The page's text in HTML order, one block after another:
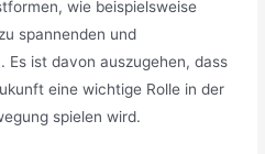
wie beispielsweise
spannenden und
Es ist davon auszugehen, dass
eine wichtige Rolle in der
spielen wird.